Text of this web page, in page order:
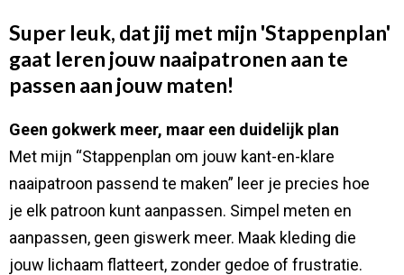
Super leuk, dat jij met mijn 'Stappenplan'
gaat leren jouw naaipatronen aan te
passen aan jouw maten!
Geen gokwerk meer, maar een duidelijk plan
Met mijn “Stappenplan om jouw kant-en-klare
naaipatroon passend te maken” leer je precies hoe
je elk patroon kunt aanpassen. Simpel meten en
aanpassen, geen giswerk meer. Maak kleding die
jouw lichaam flatteert, zonder gedoe of frustratie.